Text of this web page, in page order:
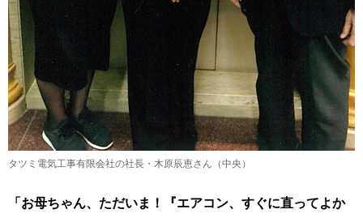
タツミ電気工事有限会社の社長・木原辰恵さん（中央）
「お母ちゃん、ただいま！『エアコン、すぐに直ってよか